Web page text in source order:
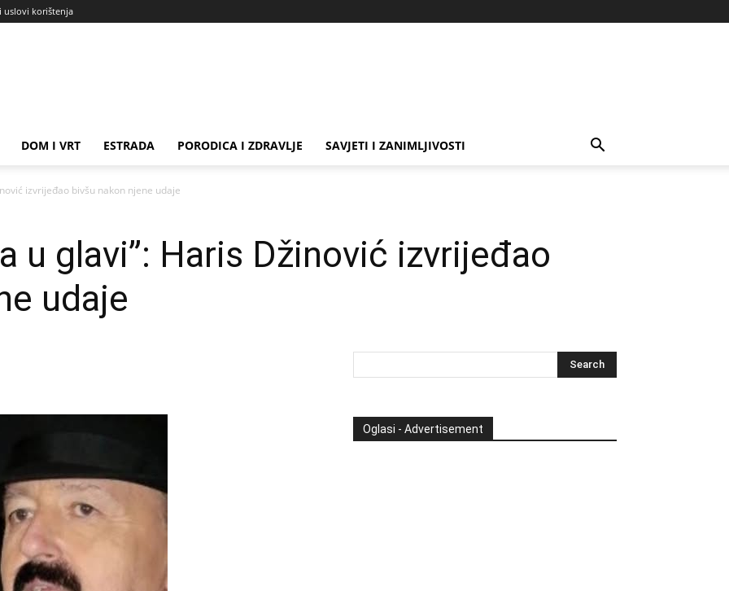
uslovi korištenja
DOM I VRT ESTRADA PORODICA I ZDRAVLJE SAVJETI I ZANIMLJIVOSTI
izvrijeđao bivšu nakon njene udaje
u glavi”: Haris Džinović izvrijeđao
udaje
Oglasi - Advertisement